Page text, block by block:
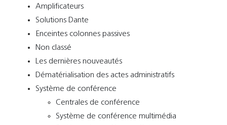
Amplificateurs
Solutions Dante
Enceintes colonnes passives
Non classé
Les dernières nouveautés
Dématérialisation des actes administratifs
Système de conférence
Centrales de conférence
Système de conférence multimédia